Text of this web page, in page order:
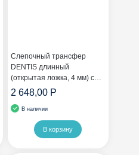
Слепочный трансфер
DENTIS длинный
(открытая ложка, 4 мм) с
шестигранником
2 648,00 Р
В наличии
В корзину